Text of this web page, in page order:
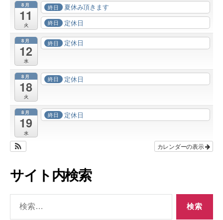
8月
11
火
終日 夏休み頂きます
終日 定休日
8月
12
水
終日 定休日
8月
18
火
終日 定休日
8月
19
水
終日 定休日
カレンダーの表示
サイト内検索